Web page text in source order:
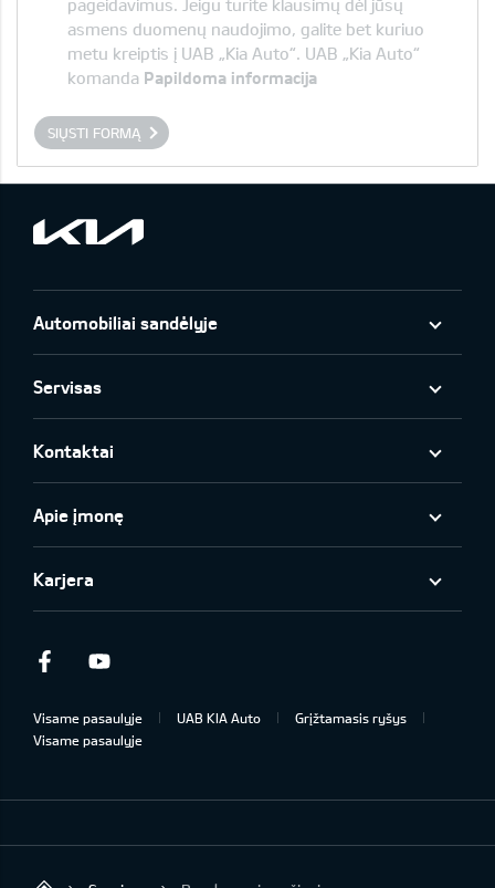
pageidavimus. Jeigu turite klausimų dėl jūsų
asmens duomenų naudojimo, galite bet kuriuo
metu kreiptis į UAB „Kia Auto“. UAB „Kia Auto“
komanda Papildoma informacija
SIŲSTI FORMĄ
Automobiliai sandėlyje
Servisas
Kontaktai
Apie įmonę
Karjera
Facebook
Visame pasaulyje UAB KIA Auto
Grįžtamasis ryšys
Visame pasaulyje